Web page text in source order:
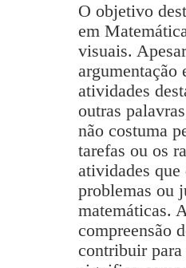
O objetivo
em
visuais.
argumentação
atividades
outras
não costuma
tarefas ou os
atividades
problemas ou
matemáticas.
compreensão
contribuir